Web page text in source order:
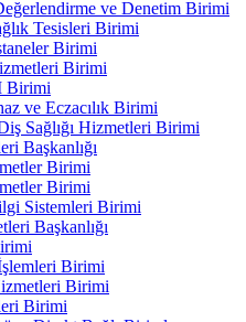
ve Denetim Birimi
Tesisleri Birimi
Birimi
Birimi
Birimi
ve Eczacılık Birimi
Sağlığı Hizmetleri Birimi
Başkanlığı
Birimi
Birimi
Sistemleri Birimi
Başkanlığı
Birimi
Birimi
Birimi